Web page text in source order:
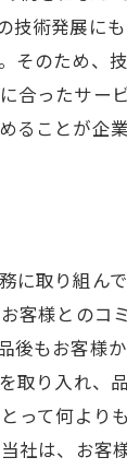
術発展に
のため、
ったサ
ことが企
取り組
客様との
もお客
取り入れ
って何よ
社は、お